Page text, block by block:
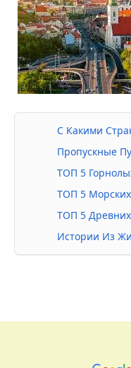
С Какими
Пропускные
ТОП 5
ТОП 5
ТОП 5
Истории Из